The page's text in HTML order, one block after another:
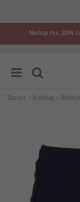
Netop nu: 20%
Damer Badetøj